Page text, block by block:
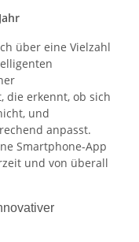
über eine Vielzahl
die erkennt, ob sich
und
anpasst.
Smartphone-App
und von überall